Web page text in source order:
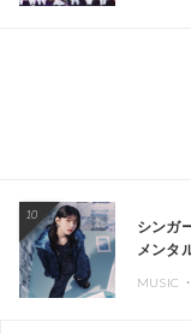
10
シンガ
メンタ
MUSIC ・